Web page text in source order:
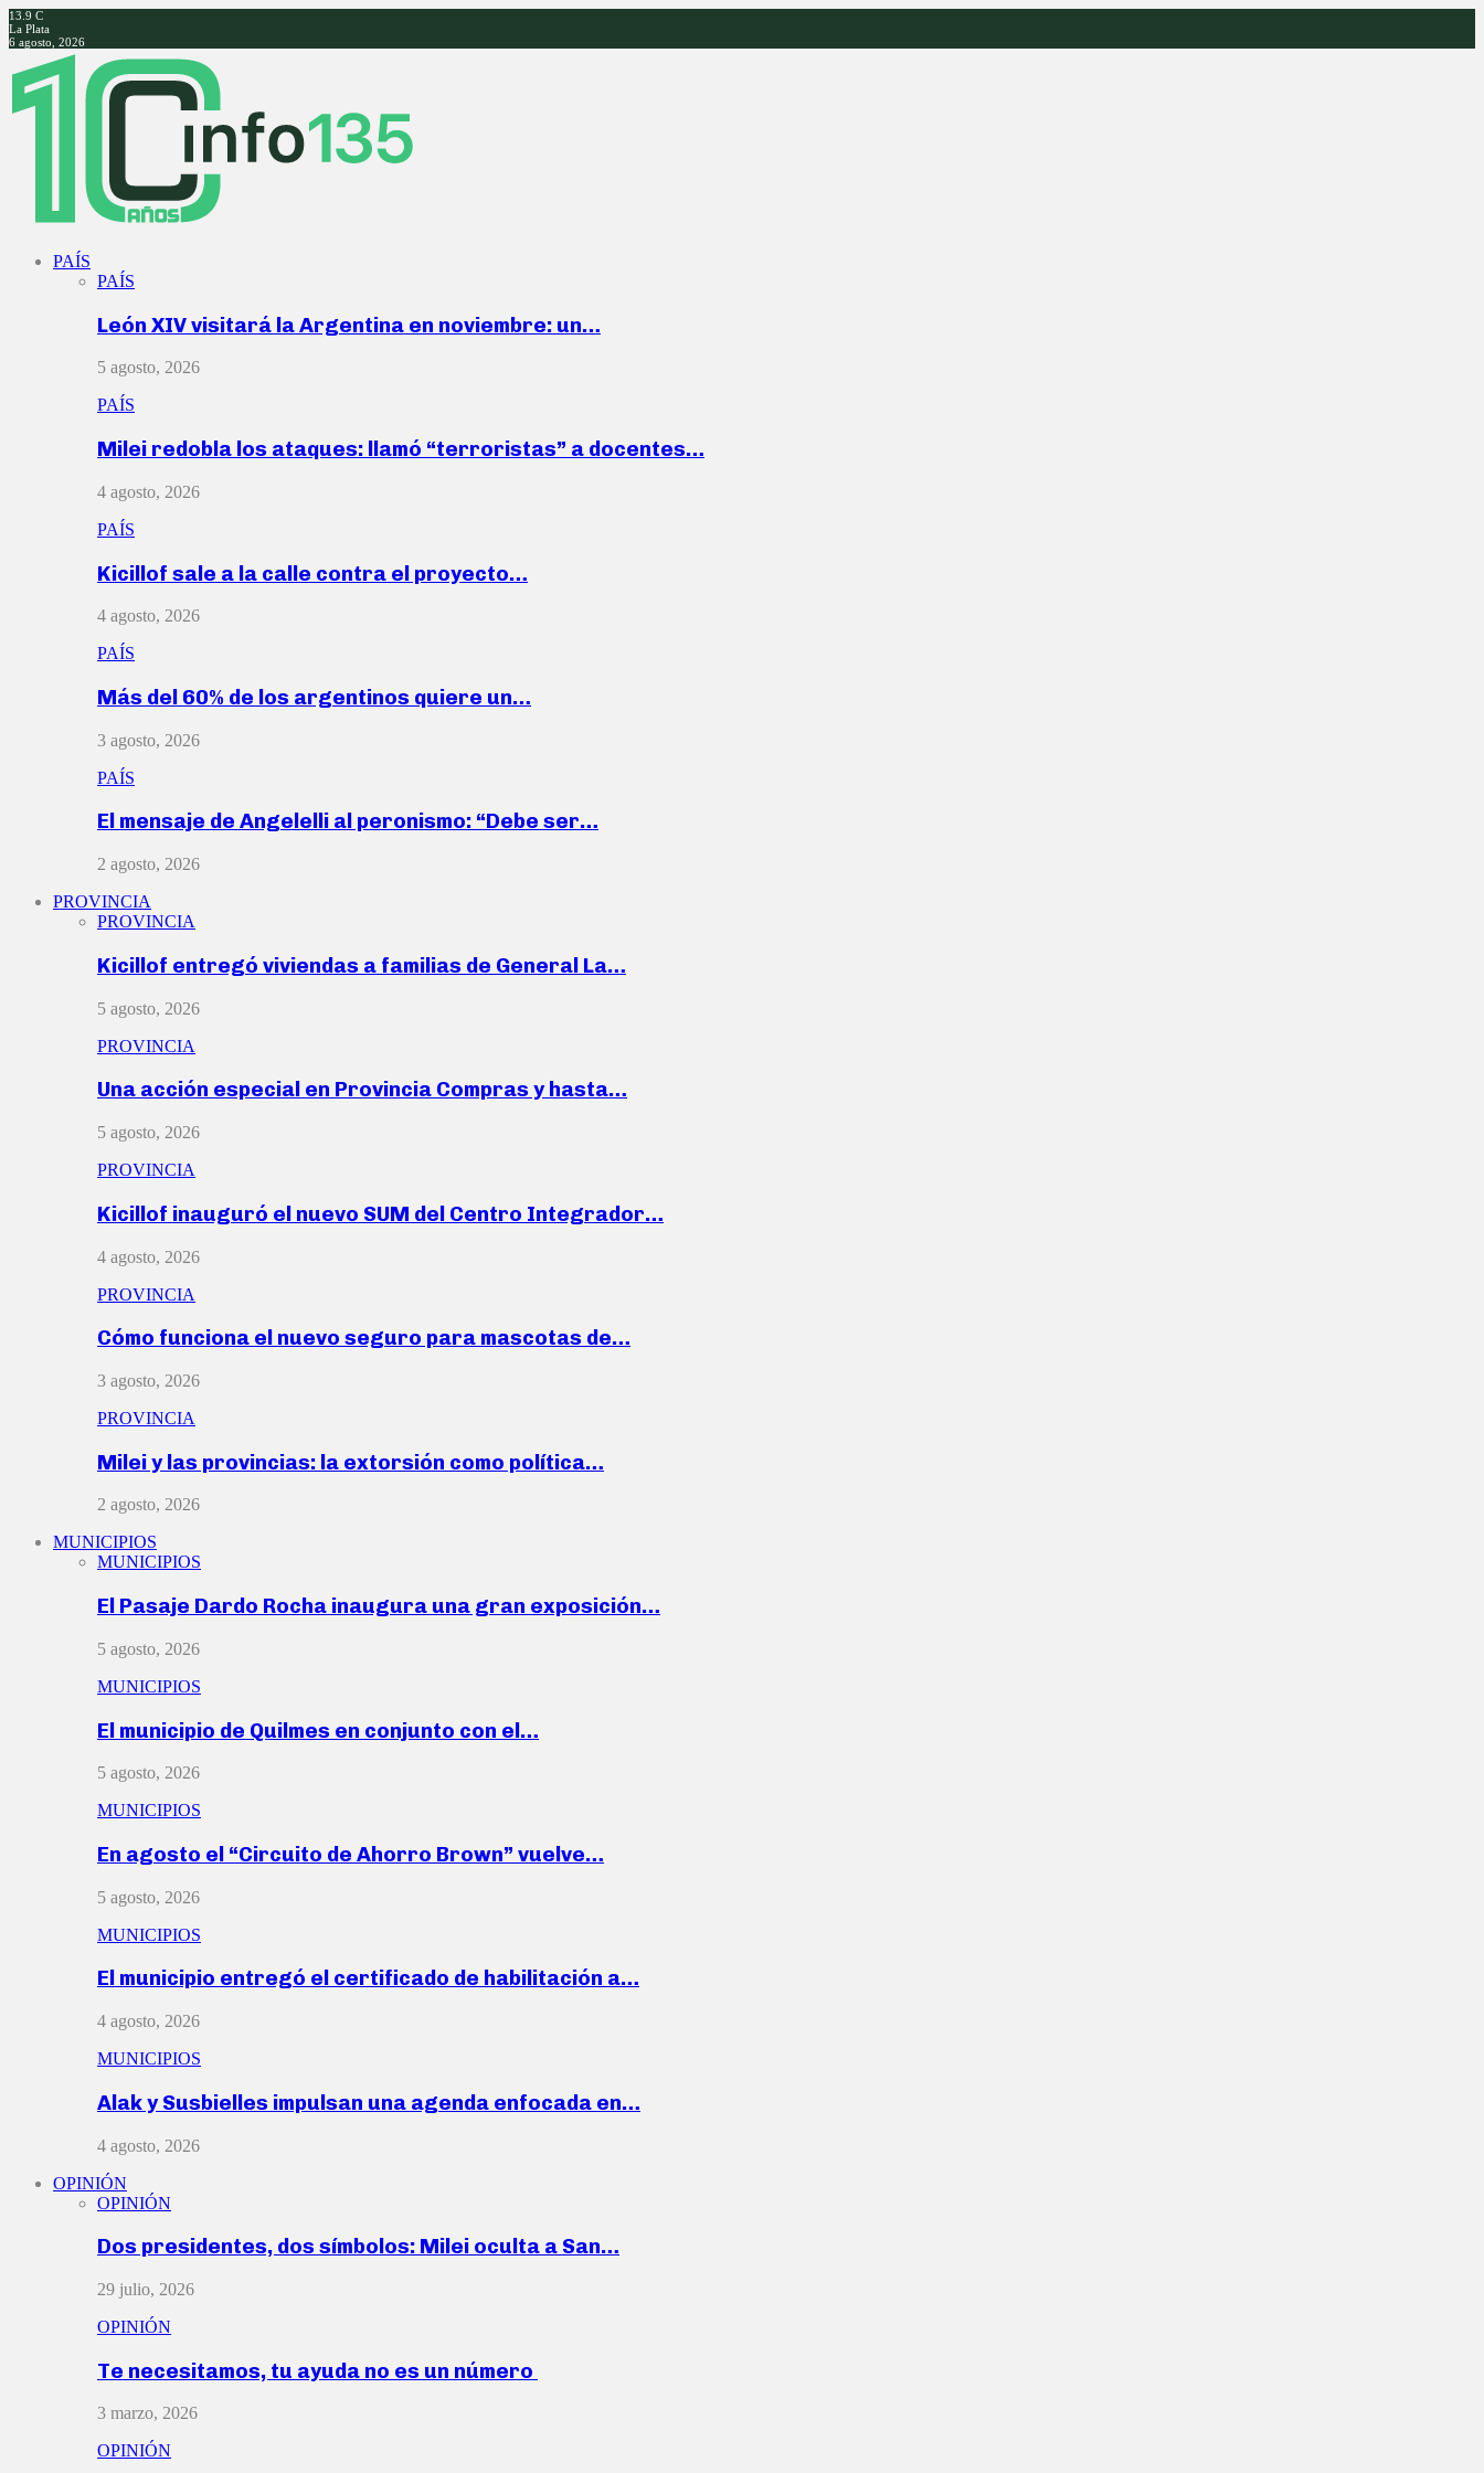
13.9 C
La Plata
6 agosto, 2026
Facebook
Twitter
Instagram
Youtube
PAÍS
PAÍS
León XIV visitará la Argentina en noviembre: un…
5 agosto, 2026
PAÍS
Milei redobla los ataques: llamó “terroristas” a docentes…
4 agosto, 2026
PAÍS
Kicillof sale a la calle contra el proyecto…
4 agosto, 2026
PAÍS
Más del 60% de los argentinos quiere un…
3 agosto, 2026
PAÍS
El mensaje de Angelelli al peronismo: “Debe ser…
2 agosto, 2026
PROVINCIA
PROVINCIA
Kicillof entregó viviendas a familias de General La…
5 agosto, 2026
PROVINCIA
Una acción especial en Provincia Compras y hasta…
5 agosto, 2026
PROVINCIA
Kicillof inauguró el nuevo SUM del Centro Integrador…
4 agosto, 2026
PROVINCIA
Cómo funciona el nuevo seguro para mascotas de…
3 agosto, 2026
PROVINCIA
Milei y las provincias: la extorsión como política…
2 agosto, 2026
MUNICIPIOS
MUNICIPIOS
El Pasaje Dardo Rocha inaugura una gran exposición…
5 agosto, 2026
MUNICIPIOS
El municipio de Quilmes en conjunto con el…
5 agosto, 2026
MUNICIPIOS
En agosto el “Circuito de Ahorro Brown” vuelve…
5 agosto, 2026
MUNICIPIOS
El municipio entregó el certificado de habilitación a…
4 agosto, 2026
MUNICIPIOS
Alak y Susbielles impulsan una agenda enfocada en…
4 agosto, 2026
OPINIÓN
OPINIÓN
Dos presidentes, dos símbolos: Milei oculta a San…
29 julio, 2026
OPINIÓN
Te necesitamos, tu ayuda no es un número
3 marzo, 2026
OPINIÓN